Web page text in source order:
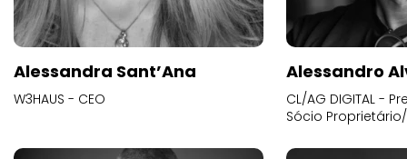
Alessandra Sant’Ana
W3HAUS - CEO
Alessandro
CL/AG DIGITAL -
Sócio